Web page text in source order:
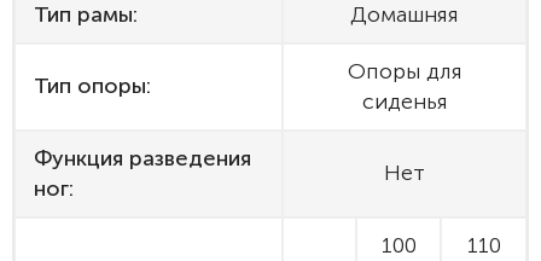
Тип рамы: Домашняя
Тип опоры:
Опоры для
сиденья
Функция разведения
ног:
Нет
100
110